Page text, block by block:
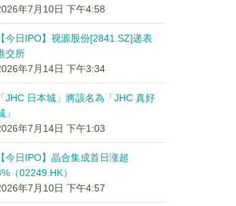
年7月10日 下午4:58
【今日IPO】视源股份[2841.SZ]递表
交所
年7月14日 下午3:34
「JHC 日本城」將該名為「JHC 真好
」
年7月14日 下午1:03
【今日IPO】晶合集成首日涨超
（02249.HK）
年7月10日 下午4:57